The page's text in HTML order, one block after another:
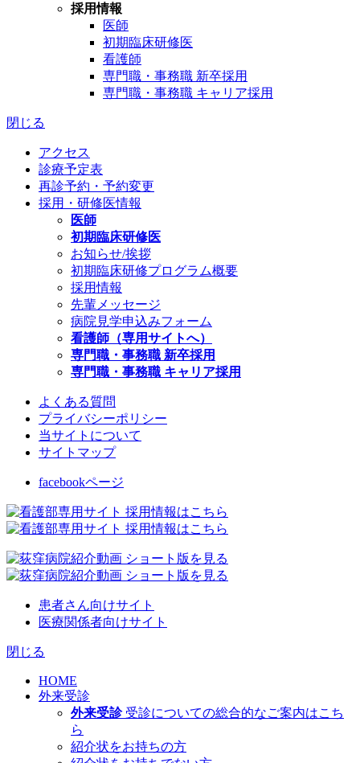
採用情報
医師
初期臨床研修医
看護師
専門職・事務職 新卒採用
専門職・事務職 キャリア採用
閉じる
アクセス
診療予定表
再診予約・予約変更
採用・研修医情報
医師
初期臨床研修医
お知らせ/挨拶
初期臨床研修プログラム概要
採用情報
先輩メッセージ
病院見学申込みフォーム
看護師（専用サイトへ）
専門職・事務職 新卒採用
専門職・事務職 キャリア採用
よくある質問
プライバシーポリシー
当サイトについて
サイトマップ
facebookページ
患者さん向けサイト
医療関係者向けサイト
閉じる
HOME
外来受診
外来受診 受診についての総合的なご案内はこち
ら
紹介状をお持ちの方